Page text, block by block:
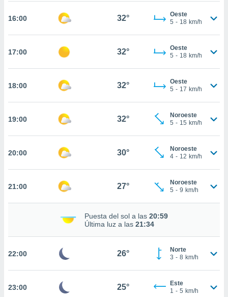
aceptar
de
sitio
que
sean
para
ni para
web a
16:00 32°
Oeste
5 - 18 km/h
17:00 32°
Oeste
5 - 18 km/h
18:00 32°
Oeste
5 - 17 km/h
19:00 32°
Noroeste
5 - 15 km/h
20:00 30°
Noroeste
4 - 12 km/h
21:00 27°
Noroeste
5 - 9 km/h
Puesta del sol a las 20:59
Última luz a las 21:34
22:00 26°
Norte
3 - 8 km/h
23:00 25°
Este
1 - 5 km/h